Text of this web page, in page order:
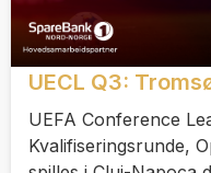
UECL Q3:
UEFA Conference
Kvalifiseringsrunde,